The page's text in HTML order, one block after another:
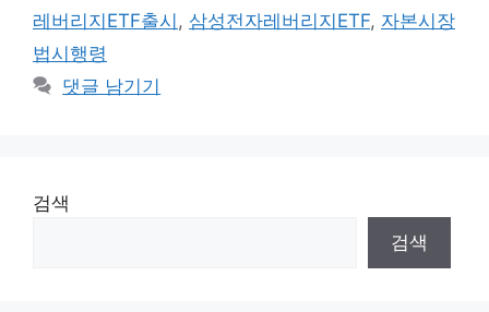
레버리지ETF출시 , 삼성전자레버리지ETF, 자본시장
법시행령
댓글 남기기
검색
검색